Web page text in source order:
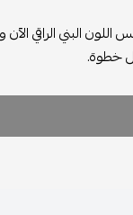
البني الراقي الآن
خطوة.